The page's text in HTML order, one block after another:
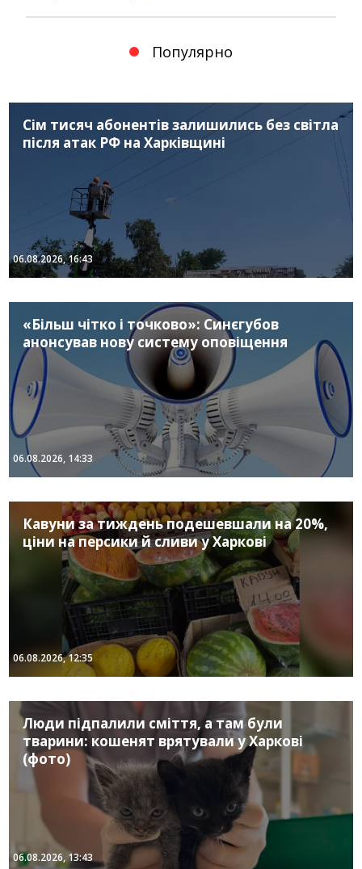
Популярно
Сім тисяч абонентів залишились без світла
після атак РФ на Харківщині
06.08.2026, 16:43
«Більш чітко і точково»: Синєгубов
анонсував нову систему оповіщення
06.08.2026, 14:33
Кавуни за тиждень подешевшали на 20%,
ціни на персики й сливи у Харкові
06.08.2026, 12:35
Люди підпалили сміття, а там були
тварини: кошенят врятували у Харкові
(фото)
06.08.2026, 13:43